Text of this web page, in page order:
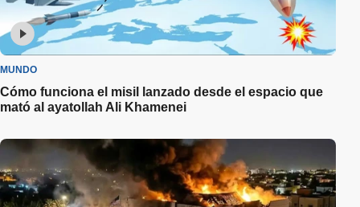
MUNDO
Cómo funciona el misil lanzado desde el espacio que
mató al ayatollah Ali Khamenei